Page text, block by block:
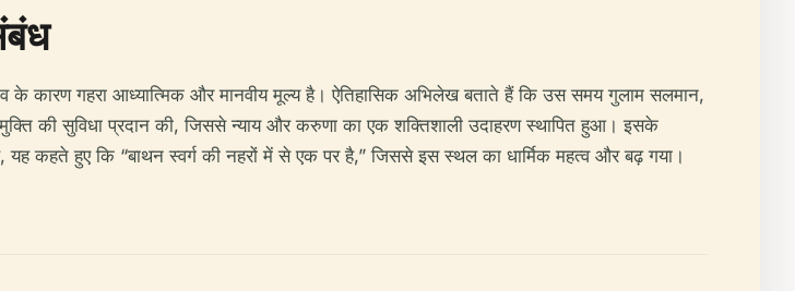
गहरा आध्यात्मिक और मानवीय मूल्य है। ऐतिहासिक अभिलेख बताते हैं कि उस समय गुलाम सलमान,
की सुविधा प्रदान की, जिससे न्याय और करुणा का एक शक्तिशाली उदाहरण स्थापित हुआ। इसके
कहते हुए कि “बाथन स्वर्ग की नहरों में से एक पर है,” जिससे इस स्थल का धार्मिक महत्व और बढ़ गया।